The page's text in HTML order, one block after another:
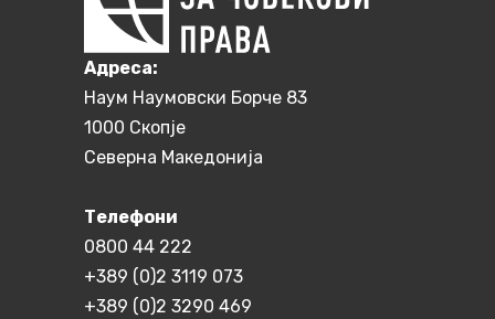
Aдреса:
Наум Наумовски Борче 83
1000 Скопје
Северна Македонија
Телефони
0800 44 222
+389 (0)2 3119 073
+389 (0)2 3290 469